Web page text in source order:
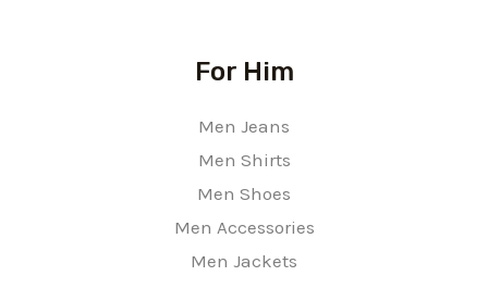
For Him
Men Jeans
Men Shirts
Men Shoes
Men Accessories
Men Jackets